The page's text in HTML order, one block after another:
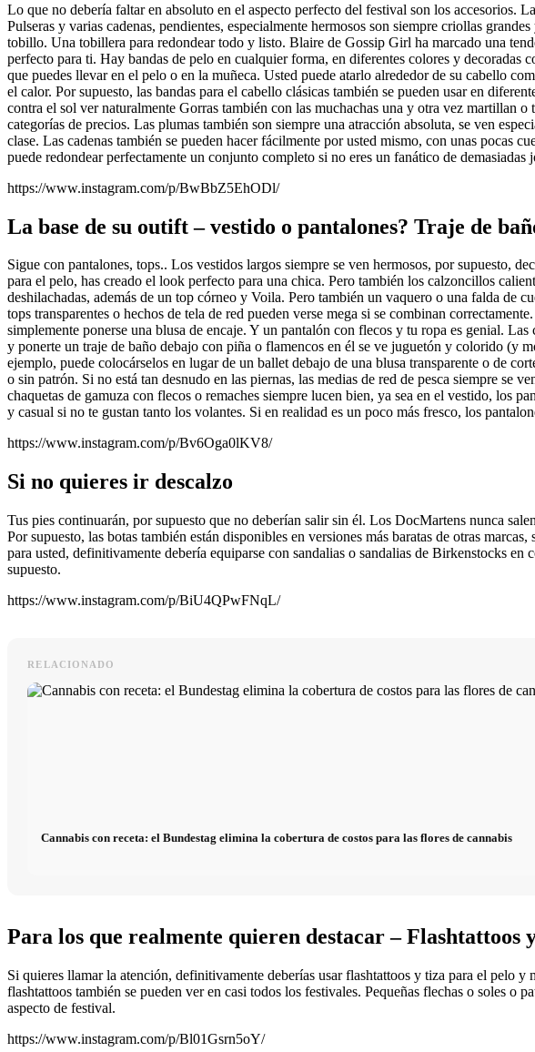
Lo que no debería faltar en absoluto en el aspecto perfecto del festival son los accesorios.
Pulseras y varias cadenas, pendientes, especialmente hermosos son siempre criollas
tobillo. Una tobillera para redondear todo y listo. Blaire de Gossip Girl ha marcado una
perfecto para ti. Hay bandas de pelo en cualquier forma, en diferentes colores y
que puedes llevar en el pelo o en la muñeca. Usted puede atarlo alrededor de su cabello
el calor. Por supuesto, las bandas para el cabello clásicas también se pueden usar en
contra el sol ver naturalmente Gorras también con las muchachas una y otra vez martillan
categorías de precios. Las plumas también son siempre una atracción absoluta, se ven
clase. Las cadenas también se pueden hacer fácilmente por usted mismo, con unas pocas
puede redondear perfectamente un conjunto completo si no eres un fanático de
https://www.instagram.com/p/BwBbZ5EhODl/
La base de su outift – vestido o pantalones? Traje de
Sigue con pantalones, tops.. Los vestidos largos siempre se ven hermosos, por supuesto,
para el pelo, has creado el look perfecto para una chica. Pero también los calzoncillos
deshilachadas, además de un top córneo y Voila. Pero también un vaquero o una falda de
tops transparentes o hechos de tela de red pueden verse mega si se combinan
simplemente ponerse una blusa de encaje. Y un pantalón con flecos y tu ropa es genial.
y ponerte un traje de baño debajo con piña o flamencos en él se ve juguetón y colorido (y
ejemplo, puede colocárselos en lugar de un ballet debajo de una blusa transparente o de
o sin patrón. Si no está tan desnudo en las piernas, las medias de red de pesca siempre se
chaquetas de gamuza con flecos o remaches siempre lucen bien, ya sea en el vestido, los
y casual si no te gustan tanto los volantes. Si en realidad es un poco más fresco, los
https://www.instagram.com/p/Bv6Oga0lKV8/
Si no quieres ir descalzo
Tus pies continuarán, por supuesto que no deberían salir sin él. Los DocMartens nunca
Por supuesto, las botas también están disponibles en versiones más baratas de otras
para usted, definitivamente debería equiparse con sandalias o sandalias de Birkenstocks
supuesto.
https://www.instagram.com/p/BiU4QPwFNqL/
RELACIONADO
Cannabis con receta: el Bundestag elimina la cobertura de costos para las flores de cannabis
Para los que realmente quieren destacar – Flashtattoos
Si quieres llamar la atención, definitivamente deberías usar flashtattoos y tiza para el
flashtattoos también se pueden ver en casi todos los festivales. Pequeñas flechas o soles
aspecto de festival.
https://www.instagram.com/p/Bl01Gsrn5oY/